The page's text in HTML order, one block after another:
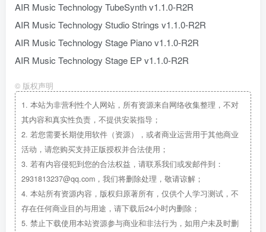
AIR Music Technology TubeSynth v1.1.0-R2R
AIR Music Technology Studio Strings v1.1.0-R2R
AIR Music Technology Stage Piano v1.1.0-R2R
AIR Music Technology Stage EP v1.1.0-R2R
© 版权声明
1. 本站为非营利性个人网站，所有资源来自网络收集整理，不对
其内容和真实性负责，不提供安装指导；
2. 若您需要长期使用软件（资源），或者商业运营用于其他商业
活动，请您购买支持正版授权并合法使用；
3. 若有内容侵犯到您的合法权益，请联系我们或发邮件到：
2931813237@qq.com，我们将删除处理，敬请谅解；
4. 本站所有资源内容，版权归原著所有，仅供个人学习测试，不
存在任何商业目的与用途，请下载后24小时内删除；
5. 禁止下载使用本站资源参与商业和非法行为，如用户未及时删